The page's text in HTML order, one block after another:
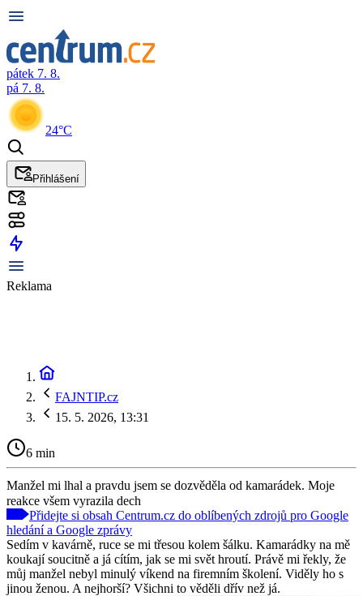
pátek 7. 8.
pá 7. 8.
24°C
Přihlášení
Reklama
FAJNTIP.cz
15. 5. 2026, 13:31
6 min
Manžel mi lhal a pravdu jsem se dozvěděla od kamarádek. Moje
reakce všem vyrazila dech
Přidejte si obsah Centrum.cz do oblíbených zdrojů pro Google
hledání a Google zprávy
Sedím v kavárně, ruce se mi třesou kolem šálku. Kamarádky na mě
koukají soucitně a já cítím, jak se mi svět hroutí. Právě mi řekly, že
můj manžel nebyl minulý víkend na firemním školení. Viděly ho s
jinou ženou. A nejhorší? Všichni to věděli dřív než já.